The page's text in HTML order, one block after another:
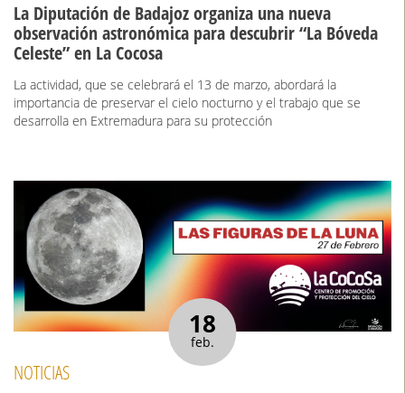
La Diputación de Badajoz organiza una nueva
observación astronómica para descubrir “La Bóveda
Celeste” en La Cocosa
La actividad, que se celebrará el 13 de marzo, abordará la
importancia de preservar el cielo nocturno y el trabajo que se
desarrolla en Extremadura para su protección
18
feb.
NOTICIAS